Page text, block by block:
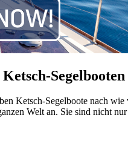
Segelbooten
Ketsch-Segelboote nach
Welt an. Sie sind nicht